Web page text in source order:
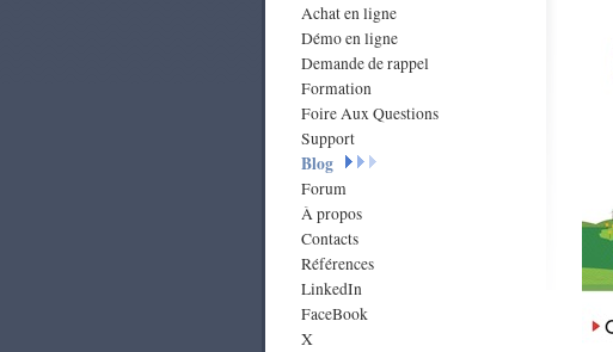
Achat en ligne
Démo en ligne
Demande de rappel
Formation
Foire Aux Questions
Support
Blog
Forum
À propos
Contacts
Références
LinkedIn
FaceBook
X